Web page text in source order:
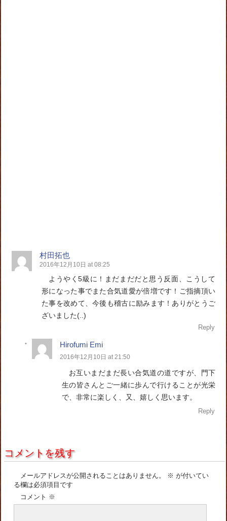
村田拓也
2016年12月10日 at 08:25
ようやく5級に！まだまだだと思う反面、こうして
形になった事でまた合気道愛が倍増です！ご指摘頂い
た事を改めて、今後も稽古に励みます！ありがとうご
ざいました(..)
Reply
Hirofumi Emi
2016年12月10日 at 21:50
お互いまだまだ長い合気道の道ですが、門下
生の皆さんとご一緒に歩んで行けることが光栄
で、非常に楽しく、又、嬉しく思います。
Reply
コメントを残す
メールアドレスが公開されることはありません。 ※ が付いてい
る欄は必須項目です
コメント ※